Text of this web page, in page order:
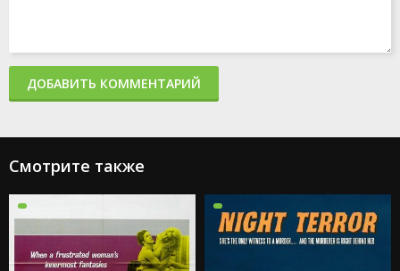
ДОБАВИТЬ КОММЕНТАРИЙ
Смотрите также